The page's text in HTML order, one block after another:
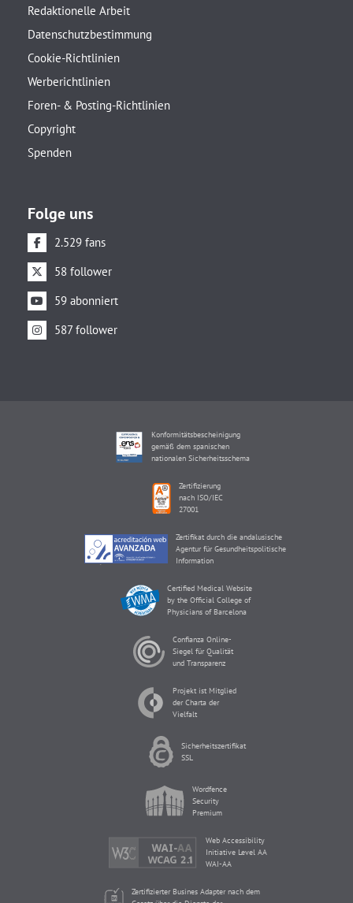
Redaktionelle Arbeit
Datenschutzbestimmung
Cookie-Richtlinien
Werberichtlinien
Foren- & Posting-Richtlinien
Copyright
Spenden
Folge uns
2.529 fans
58 follower
59 abonniert
587 follower
Konformitätsbescheinigung
gemäß dem spanischen
nationalen Sicherheitsschema
Zertifizierung
nach ISO/IEC
27001
Zertifikat durch die andalusische
Agentur für Gesundheitspolitische
Information
Certified Medical Website
by the Official College of
Physicians of Barcelona
Confianza Online-
Siegel für Qualität
und Transparenz
Projekt ist Mitglied
der Charta der
Vielfalt
Sicherheitszertifikat
SSL
Wordfence
Security
Premium
Web Accessibility
Initiative Level AA
WAI-AA
Zertifizierter Busines Adapter nach dem